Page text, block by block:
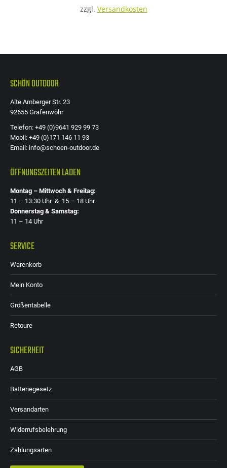
zzgl. Versandkosten
SCHÖN OUTDOOR
Alte Amberger Str. 23
92655 Grafenwöhr
Telefon: +49 (0)9641 929 99 73
Mobil: +49 (0)171 146 11 93
Email: info@schoen-outdoor.de
ÖFFNUNGSZEITEN LADEN
Montag – Mittwoch & Freitag:
11 – 13:30 Uhr & 15 – 18 Uhr
Donnerstag & Samstag:
11 – 14 Uhr
SERVICE
Warenkorb
Mein Konto
Größentabelle
Retoure
SICHERHEIT
AGB
Batteriegesetz
Versandarten
Widerrufsbelehrung
Zahlungsarten